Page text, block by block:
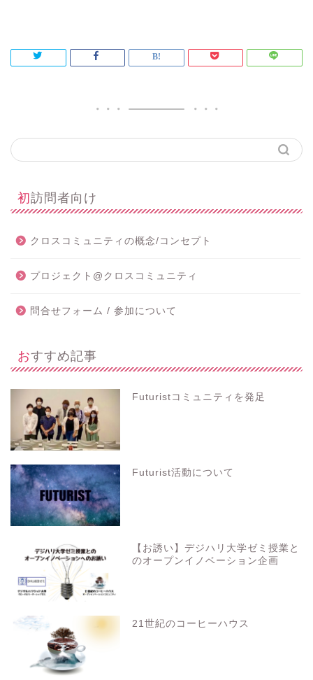
初訪問者向け
クロスコミュニティの概念/コンセプト
プロジェクト@クロスコミュニティ
問合せフォーム / 参加について
おすすめ記事
Futuristコミュニティを発足
Futurist活動について
【お誘い】デジハリ大学ゼミ授業と
のオープンイノベーション企画
21世紀のコーヒーハウス